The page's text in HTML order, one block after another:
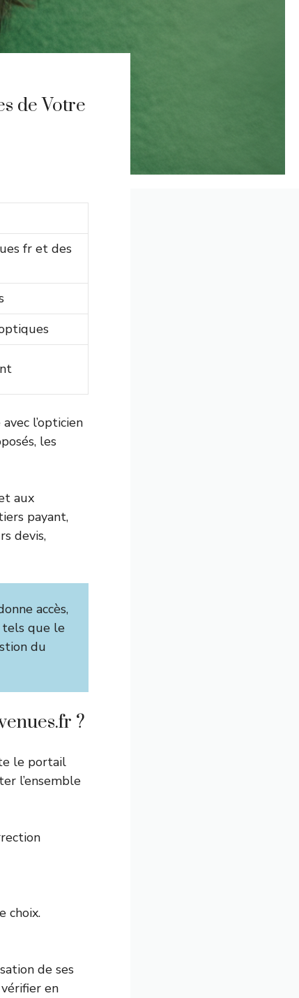
de Votre
fr et des
l’opticien
les
aux
payant,
devis,
accès,
tels que le
du
?
le portail
l’ensemble
choix.
de ses
en